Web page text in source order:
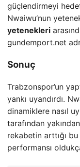
güçlendirmeyi
Nwaiwu’nun
yetenekleri
gundemport.net
Sonuç
Trabzonspor’un
yankı uyandırdı.
dinamiklere nasıl
tarafından
rekabetin arttığı
performansı